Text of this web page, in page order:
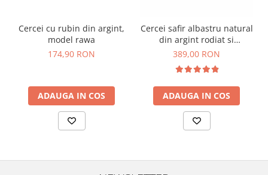
Cercei cu rubin din argint,
model rawa
174,90 RON
ADAUGA IN COS
Cercei safir albastru natural
din argint rodiat si
închizătoare Omega
389,00 RON
ADAUGA IN COS